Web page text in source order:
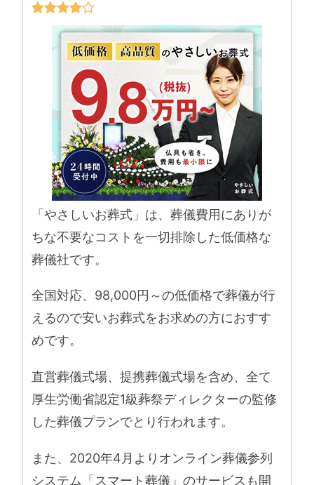
「やさしいお葬式」は、葬儀費用にありが
ちな不要なコストを一切排除した低価格な
葬儀社です。
全国対応、98,000円～の低価格で葬儀が行
えるので安いお葬式をお求めの方におすす
めです。
直営葬儀式場、提携葬儀式場を含め、全て
厚生労働省認定1級葬祭ディレクターの監修
した葬儀プランでとり行われます。
また、2020年4月よりオンライン葬儀参列
システム「スマート葬儀」のサービスも開